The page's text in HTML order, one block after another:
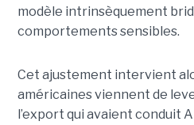
modèle intrinsèquement
comportements sensibles.
Cet ajustement intervient
américaines viennent de
l’export qui avaient conduit